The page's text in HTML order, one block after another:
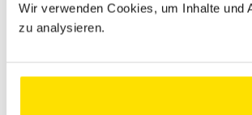
Wir verwenden Cookies, um Inhalte und
zu analysieren.